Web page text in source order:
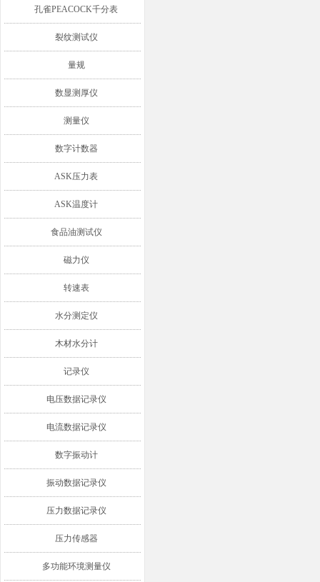
孔雀PEACOCK千分表
裂纹测试仪
量规
数显测厚仪
测量仪
数字计数器
ASK压力表
ASK温度计
食品油测试仪
磁力仪
转速表
水分测定仪
木材水分计
记录仪
电压数据记录仪
电流数据记录仪
数字振动计
振动数据记录仪
压力数据记录仪
压力传感器
多功能环境测量仪